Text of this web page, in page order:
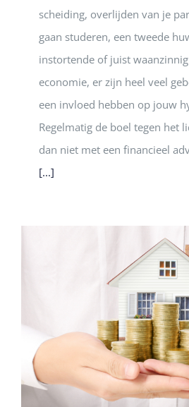
scheiding, overlijden van je
gaan studeren, een tweede
instortende of juist
economie, er zijn heel veel
een invloed hebben op jouw
Regelmatig de boel tegen het
dan niet met een financieel
[...]